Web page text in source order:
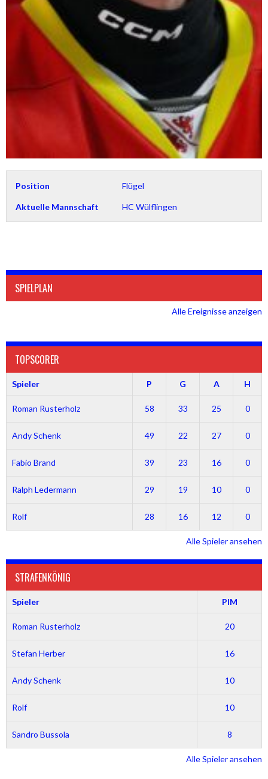
Position Flügel
Aktuelle Mannschaft HC Wülflingen
SPIELPLAN
Alle Ereignisse anzeigen
TOPSCORER
Spieler P G A H
Roman Rusterholz 58 33 25 0
Andy Schenk 49 22 27 0
Fabio Brand 39 23 16 0
Ralph Ledermann 29 19 10 0
Rolf 28 16 12 0
Alle Spieler ansehen
STRAFENKÖNIG
Spieler PIM
Roman Rusterholz 20
Stefan Herber 16
Andy Schenk 10
Rolf 10
Sandro Bussola 8
Alle Spieler ansehen